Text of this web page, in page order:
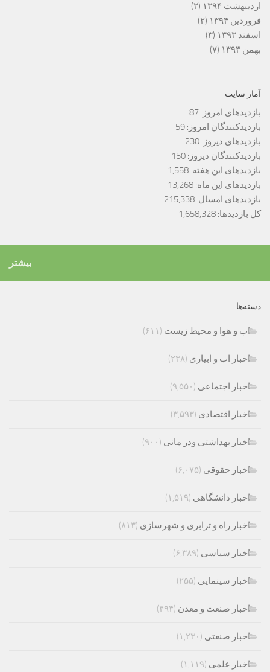
اردیبهشت ۱۳۹۴
(۲)
فروردین ۱۳۹۴
(۲)
اسفند ۱۳۹۳
(۳)
بهمن ۱۳۹۳
(۷)
آمار سایت
بازدیدهای امروز: 87
بازدیدکنندگان امروز: 59
بازدیدهای دیروز: 230
بازدیدکنندگان دیروز: 150
بازدیدهای این هفته: 1,558
بازدیدهای این ماه: 13,268
بازدیدهای امسال: 215,338
کل بازدیدها: 1,658,328
بیشتر
دسته‌ها
اب و هوا و محیط زیست (۶۱۱)
اخبار اب و ابیاری (۲۳۸)
اخبار اجتماعی (۹,۵۵۰)
اخبار اقتصادی (۳,۵۹۳)
اخبار بهداشتی ودر مانی (۹۰۰)
اخبار حقوقی (۶,۰۷۵)
اخبار دانشگاهی (۱,۵۱۹)
اخبار راه و ترابری و شهرسازی (۸۱۳)
اخبار سیاسی (۶,۳۸۹)
اخبار سینمایی (۲۵۵)
اخبار صنعت و معدن (۴۹۴)
اخبار صنعتی (۱,۲۳۰)
اخبار علمی (۱,۱۱۹)